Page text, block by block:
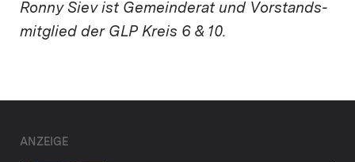
Ronny Siev ist Gemeinderat und Vorstands­
mitglied der GLP Kreis 6 & 10.
ANZEIGE